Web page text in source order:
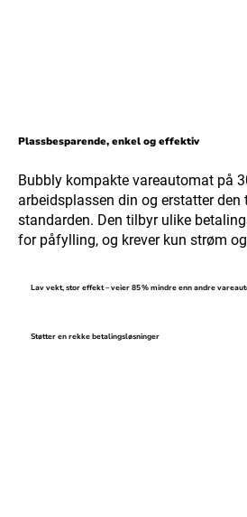
Plassbesparende, enkel og effektiv
Bubbly kompakte vareautomat på
arbeidsplassen din og erstatter den
standarden. Den tilbyr ulike
for påfylling, og krever kun strøm
Lav vekt, stor effekt – veier 85 % mindre enn andre
Støtter en rekke betalingsløsninger